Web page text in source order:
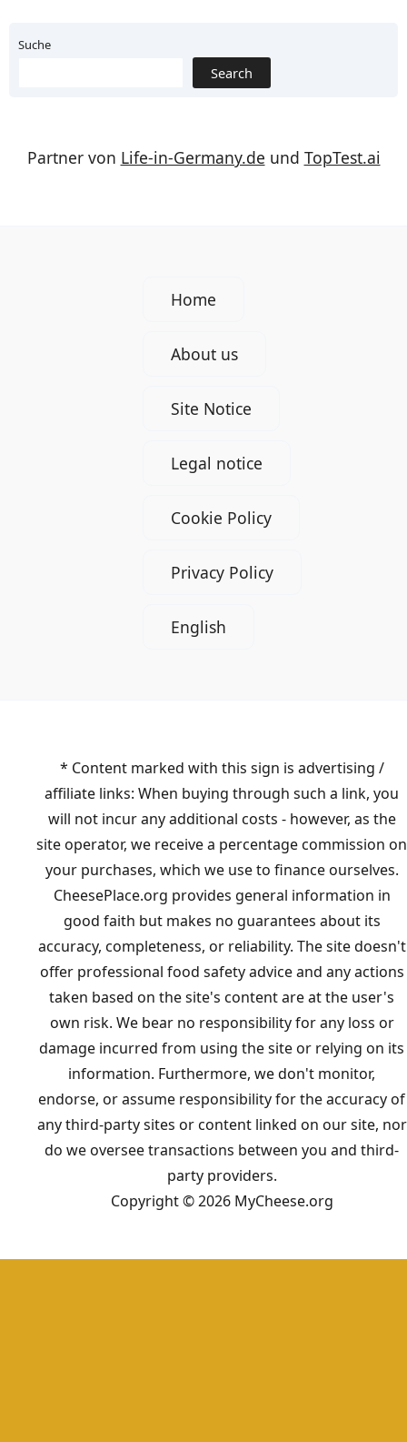
Suche
Search
Partner von Life-in-Germany.de und TopTest.ai
Home
About us
Site Notice
Legal notice
Cookie Policy
Privacy Policy
English
* Content marked with this sign is advertising /
affiliate links: When buying through such a link, you
will not incur any additional costs - however, as the
site operator, we receive a percentage commission on
your purchases, which we use to finance ourselves.
CheesePlace.org provides general information in
good faith but makes no guarantees about its
accuracy, completeness, or reliability. The site doesn't
offer professional food safety advice and any actions
taken based on the site's content are at the user's
own risk. We bear no responsibility for any loss or
damage incurred from using the site or relying on its
information. Furthermore, we don't monitor,
endorse, or assume responsibility for the accuracy of
any third-party sites or content linked on our site, nor
do we oversee transactions between you and third-
party providers.
Copyright © 2026 MyCheese.org